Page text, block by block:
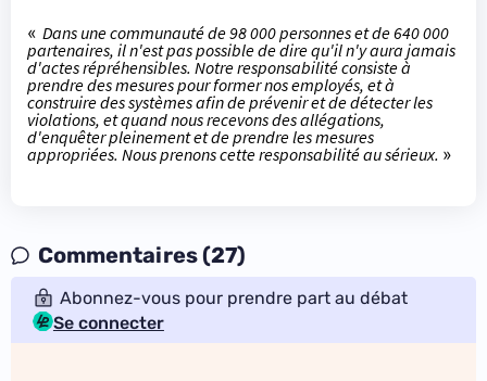
« Dans une communauté de 98 000 personnes et de 640 000
partenaires, il n'est pas possible de dire qu'il n'y aura jamais
d'actes répréhensibles. Notre responsabilité consiste à
prendre des mesures pour former nos employés, et à
construire des systèmes afin de prévenir et de détecter les
violations, et quand nous recevons des allégations,
d'enquêter pleinement et de prendre les mesures
appropriées. Nous prenons cette responsabilité au sérieux. »
Commentaires (27)
Abonnez-vous pour prendre part au débat
Se connecter